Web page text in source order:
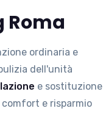
Roma
ordinaria e
dell'unità
e sostituzione
e risparmio